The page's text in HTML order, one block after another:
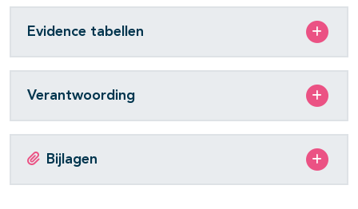
Evidence tabellen
Verantwoording
Bijlagen